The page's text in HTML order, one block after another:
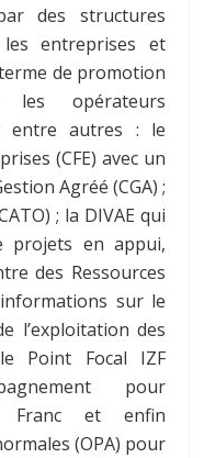
des structures
entreprises et
de promotion
opérateurs
entre autres : le
(CFE) avec un
Agréé (CGA) ;
; la DIVAE qui
projets en appui,
des Ressources
sur le
l’exploitation des
Point Focal IZF
pour
Franc et enfin
(OPA) pour